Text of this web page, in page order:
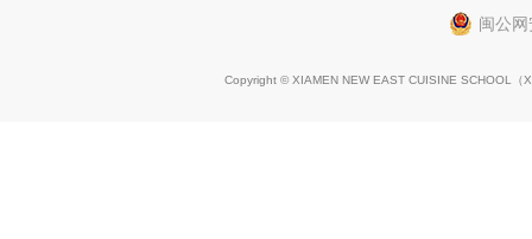
闽公
Copyright © XIAMEN NEW EAST CUISINE SCHOOL（